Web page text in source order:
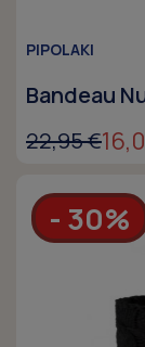
PIPOLAKI
Bandeau
22,95 €
- 30%